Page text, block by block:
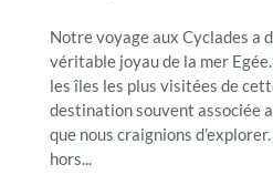
Notre voyage aux Cyclades a
véritable joyau de la mer
les îles les plus visitées de
destination souvent associée
que nous craignions
hors...